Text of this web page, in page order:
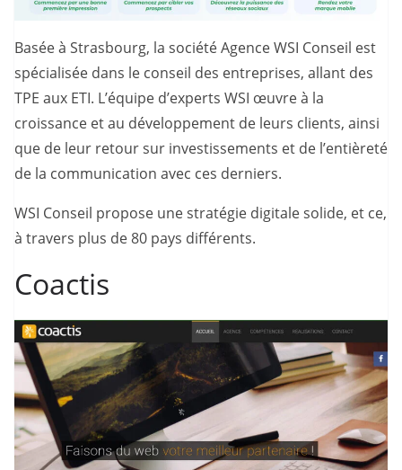
Basée à Strasbourg, la société Agence WSI Conseil est
spécialisée dans le conseil des entreprises, allant des
TPE aux ETI. L’équipe d’experts WSI œuvre à la
croissance et au développement de leurs clients, ainsi
que de leur retour sur investissements et de l’entièreté
de la communication avec ces derniers.
WSI Conseil propose une stratégie digitale solide, et ce,
à travers plus de 80 pays différents.
Coactis